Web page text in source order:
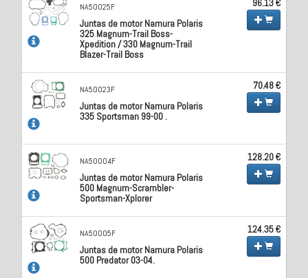
NA50025F
Juntas de motor Namura Polaris
325 Magnum-Trail Boss-
Xpedition / 330 Magnum-Trail
Blazer-Trail Boss
NA50023F
Juntas de motor Namura Polaris
335 Sportsman 99-00 .
70.48 €
NA50004F
Juntas de motor Namura Polaris
500 Magnum-Scrambler-
Sportsman-Xplorer
128.20 €
NA50005F
Juntas de motor Namura Polaris
500 Predator 03-04.
124.35 €